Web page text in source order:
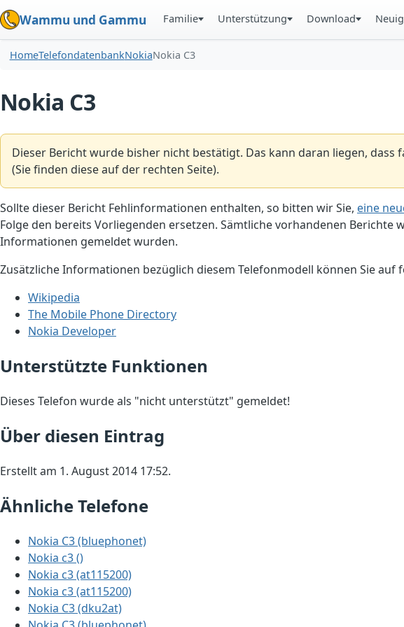
Wammu und Gammu Familie Unterstützung Download
HomeTelefondatenbankNokiaNokia C3
Nokia C3
Dieser Bericht wurde bisher nicht bestätigt. Das kann daran liegen,
(Sie finden diese auf der rechten Seite).
Sollte dieser Bericht Fehlinformationen enthalten, so bitten wir Sie, eine
Folge den bereits Vorliegenden ersetzen. Sämtliche vorhandenen
Informationen gemeldet wurden.
Zusätzliche Informationen bezüglich diesem Telefonmodell können Sie auf
Wikipedia
The Mobile Phone Directory
Nokia Developer
Unterstützte Funktionen
Dieses Telefon wurde als "nicht unterstützt" gemeldet!
Über diesen Eintrag
Erstellt am 1. August 2014 17:52.
Ähnliche Telefone
Nokia C3 (bluephonet)
Nokia c3 ()
Nokia c3 (at115200)
Nokia c3 (at115200)
Nokia C3 (dku2at)